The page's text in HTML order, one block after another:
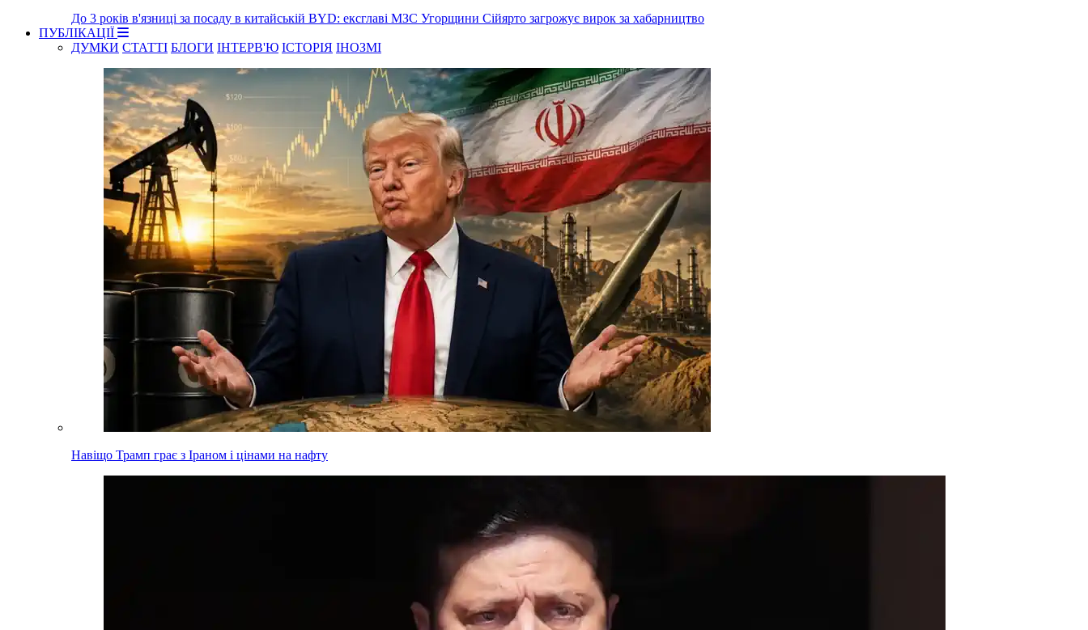
До 3 років в'язниці за посаду в китайській BYD: ексглаві МЗС Угорщини Сійярто загрожує вирок за хабарництво
ПУБЛІКАЦІЇ
ДУМКИ СТАТТІ БЛОГИ ІНТЕРВ'Ю ІСТОРІЯ ІНОЗМІ
Навіщо Трамп грає з Іраном і цінами на нафту